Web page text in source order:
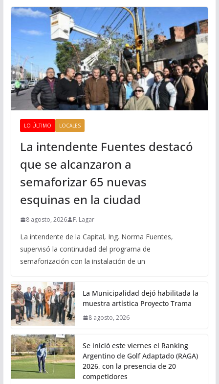
LO ÚLTIMO LOCALES
La intendente Fuentes destacó
que se alcanzaron a
semaforizar 65 nuevas
esquinas en la ciudad
8 agosto, 2026 F. Lagar
La intendente de la Capital, Ing. Norma Fuentes,
supervisó la continuidad del programa de
semaforización con la instalación de un
La Municipalidad dejó habilitada la
muestra artística Proyecto Trama
8 agosto, 2026
Se inició este viernes el Ranking
Argentino de Golf Adaptado (RAGA)
2026, con la presencia de 20
competidores